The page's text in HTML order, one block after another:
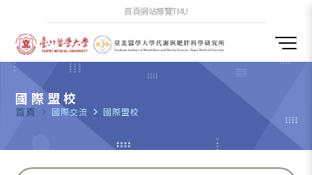
首頁網站導覽TMU
國際盟校
首頁 navigate_next 國際交流 navigate_next 國際盟校